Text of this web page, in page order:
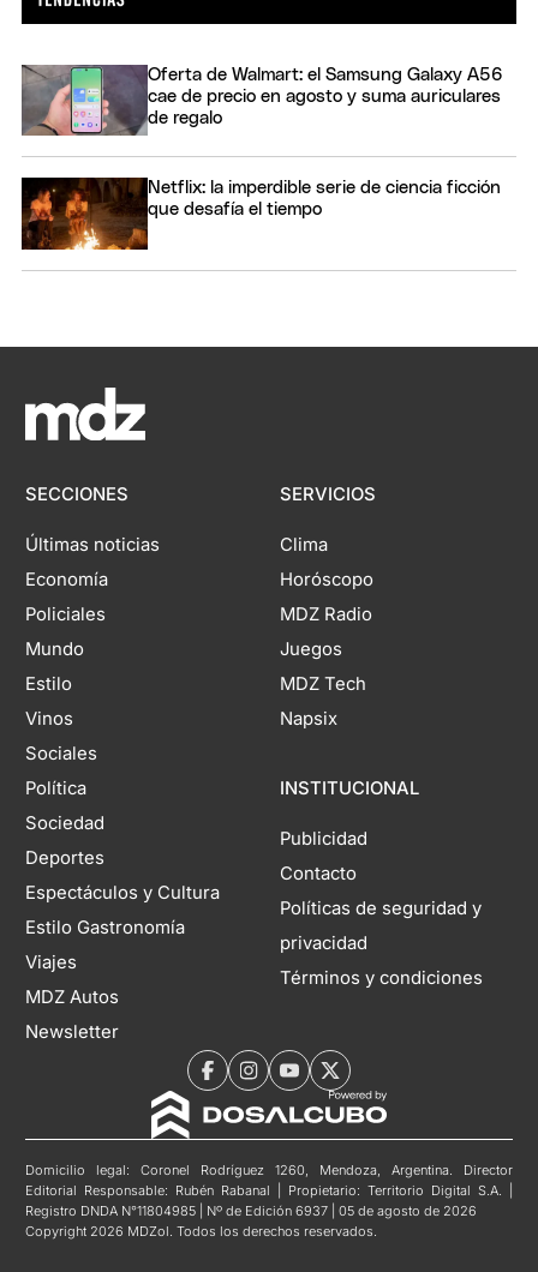
Oferta de Walmart: el Samsung Galaxy A56
cae de precio en agosto y suma auriculares
de regalo
Netflix: la imperdible serie de ciencia ficción
que desafía el tiempo
SECCIONES
Últimas noticias
Economía
Policiales
Mundo
Estilo
Vinos
Sociales
Política
Sociedad
Deportes
Espectáculos y Cultura
Estilo Gastronomía
Viajes
MDZ Autos
Newsletter
SERVICIOS
Clima
Horóscopo
MDZ Radio
Juegos
MDZ Tech
Napsix
INSTITUCIONAL
Publicidad
Contacto
Políticas de seguridad y
privacidad
Términos y condiciones
Domicilio legal: Coronel Rodríguez 1260, Mendoza, Argentina. Director
Editorial Responsable: Rubén Rabanal | Propietario: Territorio Digital S.A. |
Registro DNDA N°11804985 | Nº de Edición 6937 | 05 de agosto de 2026
Copyright 2026 MDZol. Todos los derechos reservados.